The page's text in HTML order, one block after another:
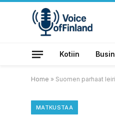
Kotiin
Home » Suomen parhaat
MATKUSTAA